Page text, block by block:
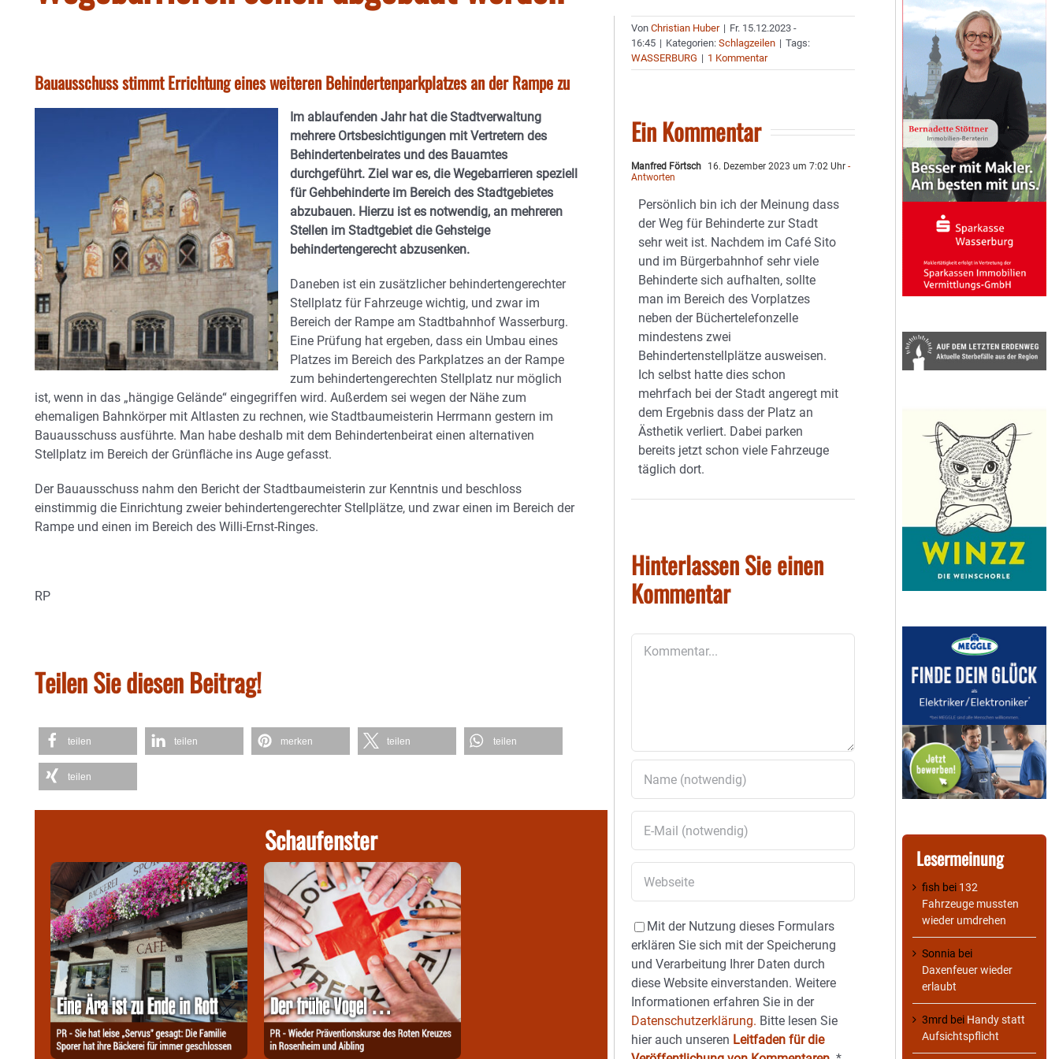
Bauausschuss stimmt Errichtung eines weiteren Behindertenparkplatzes an der Rampe zu
Im ablaufenden Jahr hat die Stadtverwaltung
mehrere Ortsbesichtigungen mit Vertretern des
Behindertenbeirates und des Bauamtes
durchgeführt. Ziel war es, die Wegebarrieren speziell
für Gehbehinderte im Bereich des Stadtgebietes
abzubauen. Hierzu ist es notwendig, an mehreren
Stellen im Stadtgebiet die Gehsteige
behindertengerecht abzusenken.
Daneben ist ein zusätzlicher behindertengerechter
Stellplatz für Fahrzeuge wichtig, und zwar im
Bereich der Rampe am Stadtbahnhof Wasserburg.
Eine Prüfung hat ergeben, dass ein Umbau eines
Platzes im Bereich des Parkplatzes an der Rampe
zum behindertengerechten Stellplatz nur möglich
ist, wenn in das „hängige Gelände“ eingegriffen wird. Außerdem sei wegen der Nähe zum
ehemaligen Bahnkörper mit Altlasten zu rechnen, wie Stadtbaumeisterin Herrmann gestern im
Bauausschuss ausführte. Man habe deshalb mit dem Behindertenbeirat einen alternativen
Stellplatz im Bereich der Grünfläche ins Auge gefasst.
Der Bauausschuss nahm den Bericht der Stadtbaumeisterin zur Kenntnis und beschloss
einstimmig die Einrichtung zweier behindertengerechter Stellplätze, und zwar einen im Bereich der
Rampe und einen im Bereich des Willi-Ernst-Ringes.
RP
Teilen Sie diesen Beitrag!
teilen teilen merken teilen teilen
teilen
Schaufenster
VonChristian Huber | Fr. 15.12.2023 -
16:45 | Kategorien:Schlagzeilen | Tags:
WASSERBURG | 1 Kommentar
Ein Kommentar
Manfred Förtsch 16. Dezember 2023 um 7:02 Uhr -
Antworten
Persönlich bin ich der Meinung dass
der Weg für Behinderte zur Stadt
sehr weit ist. Nachdem im Café Sito
und im Bürgerbahnhof sehr viele
Behinderte sich aufhalten, sollte
man im Bereich des Vorplatzes
neben der Büchertelefonzelle
mindestens zwei
Behindertenstellplätze ausweisen.
Ich selbst hatte dies schon
mehrfach bei der Stadt angeregt mit
dem Ergebnis dass der Platz an
Ästhetik verliert. Dabei parken
bereits jetzt schon viele Fahrzeuge
täglich dort.
Hinterlassen Sie einen
Kommentar
Mit der Nutzung dieses Formulars
erklären Sie sich mit der Speicherung
und Verarbeitung Ihrer Daten durch
diese Website einverstanden. Weitere
Informationen erfahren Sie in der
Datenschutzerklärung. Bitte lesen Sie
hier auch unseren Leitfaden für die
Lesermeinung
fish bei 132
Fahrzeuge mussten
wieder umdrehen
Sonnia bei
Daxenfeuer wieder
erlaubt
3mrd bei Handy statt
Aufsichtspflicht